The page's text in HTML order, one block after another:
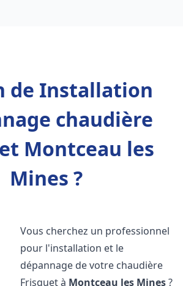
de Installation
chaudière
Montceau les
Mines ?
Vous cherchez un professionnel
pour l'installation et le
dépannage de votre chaudière
Frisquet à Montceau les Mines?